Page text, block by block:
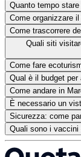
Quanto tempo
Come organizzare
Come trascorrere
Quali siti
Come fare
Qual è il budget per
Come andare in
È necessario un
Sicurezza: come
Quali sono i vaccini